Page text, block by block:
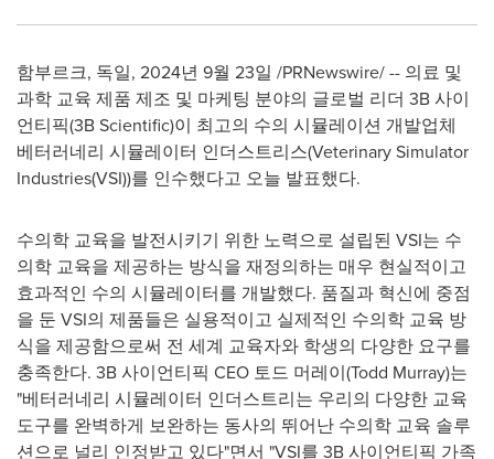
함부르크, 독일, 2024년 9월 23일 /PRNewswire/ -- 의료 및
과학 교육 제품 제조 및 마케팅 분야의 글로벌 리더 3B사이
언티픽(3BScientific)이 최고의 수의 시뮬레이션 개발업체
베터러네리 시뮬레이터 인더스트리스(Veterinary Simulator
Industries(VSI))를 인수했다고 오늘 발표했다.
수의학 교육을 발전시키기 위한 노력으로 설립된 VSI는 수
의학 교육을 제공하는 방식을 재정의하는 매우 현실적이고
효과적인 수의 시뮬레이터를 개발했다. 품질과 혁신에 중점
을 둔 VSI의 제품들은 실용적이고 실제적인 수의학 교육 방
식을 제공함으로써 전 세계 교육자와 학생의 다양한 요구를
충족한다. 3B사이언티픽 CEO 토드 머레이(Todd Murray)는
"베터러네리 시뮬레이터 인더스트리는 우리의 다양한 교육
도구를 완벽하게 보완하는 동사의 뛰어난 수의학 교육 솔루
션으로 널리 인정받고 있다"면서 "VSI를 3B사이언티픽 가족